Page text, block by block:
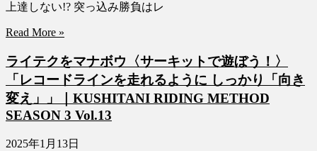
上達しない!? 突っ込み勝負はレ
Read More »
ライテクをマナボウ〈サーキットで遊ぼう！〉
「レコードラインを走れるように しっかり「向き
変え」」｜KUSHITANI RIDING METHOD
SEASON 3 Vol.13
2025年1月13日